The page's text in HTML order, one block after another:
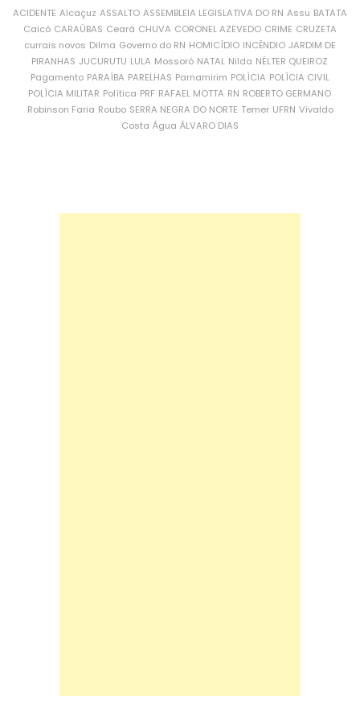
ACIDENTE Alcaçuz ASSALTO ASSEMBLEIA LEGISLATIVA DO RN Assu BATATA
Caicó CARAÚBAS Ceará CHUVA CORONEL AZEVEDO CRIME CRUZETA
currais novos Dilma Governo do RN HOMICÍDIO INCÊNDIO JARDIM DE
PIRANHAS JUCURUTU LULA Mossoró NATAL Nilda NÉLTER QUEIROZ
Pagamento PARAÍBA PARELHAS Parnamirim POLÍCIA POLÍCIA CIVIL
POLÍCIA MILITAR Política PRF RAFAEL MOTTA RN ROBERTO GERMANO
Robinson Faria Roubo SERRA NEGRA DO NORTE Temer UFRN Vivaldo
Costa Água ÁLVARO DIAS